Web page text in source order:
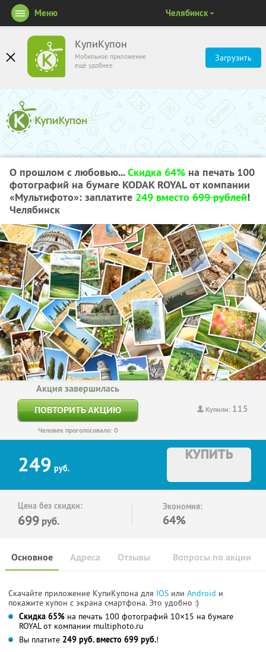
КупиКупон
Мобильное приложение
ещё удобнее
Загрузить
Меню Челябинск
О прошлом с любовью...Скидка 64% на печать 100
фотографий на бумаге KODAK ROYAL от компании
«Мультифото»: заплатите 249 вместо 699 рублей!
Челябинск
Купили: 115
Акция завершилась
ПОВТОРИТЬ АКЦИЮ
Человек проголосовало: 0
249 руб.
КУПИТЬ
Цена без скидки:
699 руб.
Экономия:
64%
Основное Отзывы Вопросы по акции
Адреса
Скачайте приложение КупиКупона для IOS или Android и
покажите купон с экрана смартфона. Это удобно :)
Скидка 65% на печать 100 фотографий 10×15 на бумаге
ROYAL от компании multiphoto.ru
Вы платите 249 руб. вместо 699 руб.!